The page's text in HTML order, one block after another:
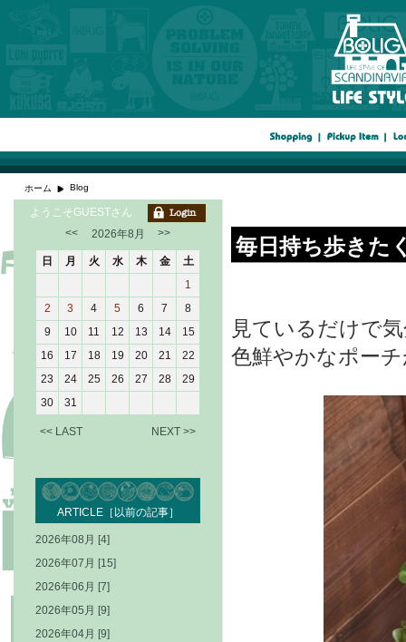
ホーム Blog
毎日持ち歩きた
見ているだけで
色鮮やかなポー
ようこそGUESTさん
<<
2026年8月 >>
日 月 火 水 木 金
土
1
2
3 4 5 6 7
8
9
10 11 12 13 14
15
16
17 18 19 20 21
22
23
24 25 26 27 28
29
30
31
<< LAST NEXT >>
ARTICLE［以前の記事］
2026年08月 [4]
2026年07月 [15]
2026年06月 [7]
2026年05月 [9]
2026年04月 [9]